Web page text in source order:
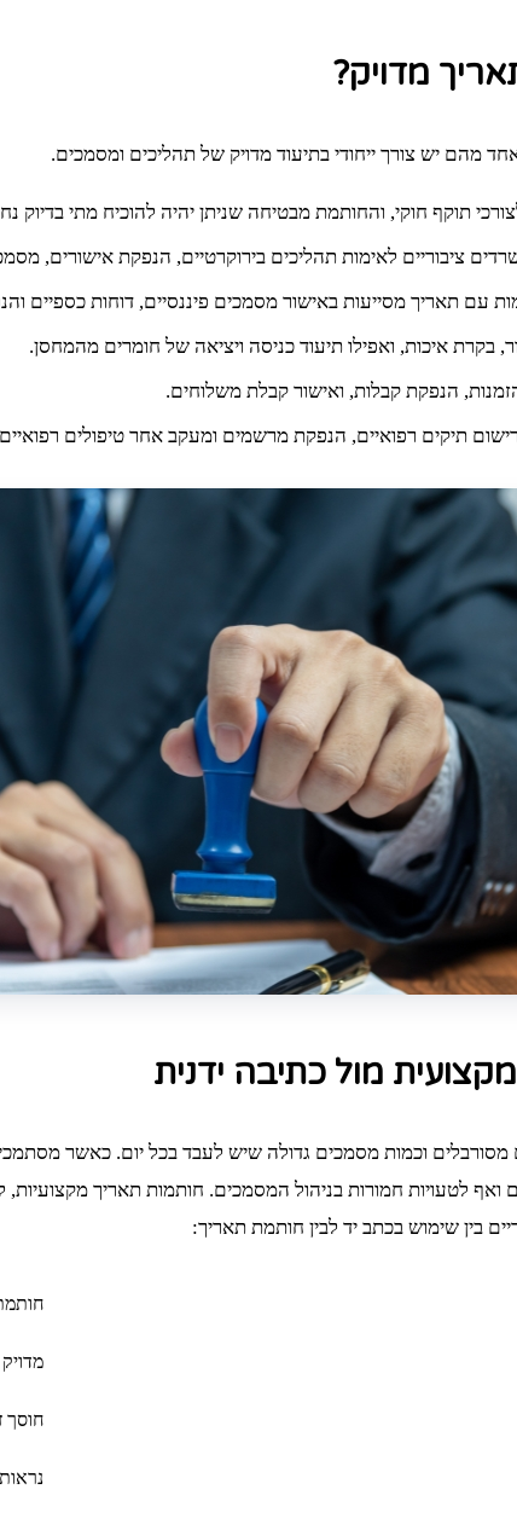
מדויק?
מהם יש צורך ייחודי בתיעוד מדויק של תהליכים ומסמכים.
תוקף חוקי, והחותמת מבטיחה שניתן יהיה להוכיח מתי
ציבוריים לאימות תהליכים בירוקרטיים, הנפקת אישורים,
עם תאריך מסייעות באישור מסמכים פיננסיים, דוחות כספיים
איכות, ואפילו תיעוד כניסה ויציאה של חומרים מהמחסן.
הנפקת קבלות, ואישור קבלת משלוחים.
תיקים רפואיים, הנפקת מרשמים ומעקב אחר טיפולים
מול כתיבה ידנית
מסורבלים וכמות מסמכים גדולה שיש לעבד בכל יום. כאשר
לטעויות חמורות בניהול המסמכים. חותמות תאריך
בין שימוש בכתב יד לבין חותמת תאריך:
חוסך